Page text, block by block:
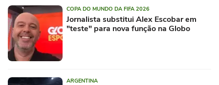
COPA DO MUNDO DA FIFA 2026
Jornalista substitui Alex Escobar em
"teste" para nova função na Globo
ARGENTINA